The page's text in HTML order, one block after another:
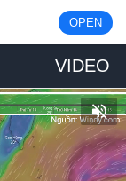
OPEN
VIDEO